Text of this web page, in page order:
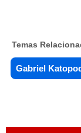
Temas
Gabriel